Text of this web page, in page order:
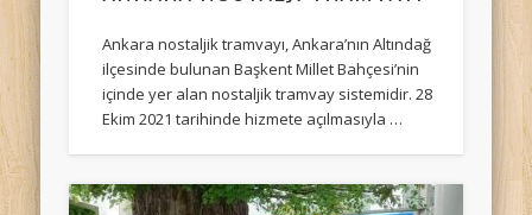
Ankara nostaljik tramvayı, Ankara’nın Altındağ
ilçesinde bulunan Başkent Millet Bahçesi’nin
içinde yer alan nostaljik tramvay sistemidir. 28
Ekim 2021 tarihinde hizmete açılmasıyla …